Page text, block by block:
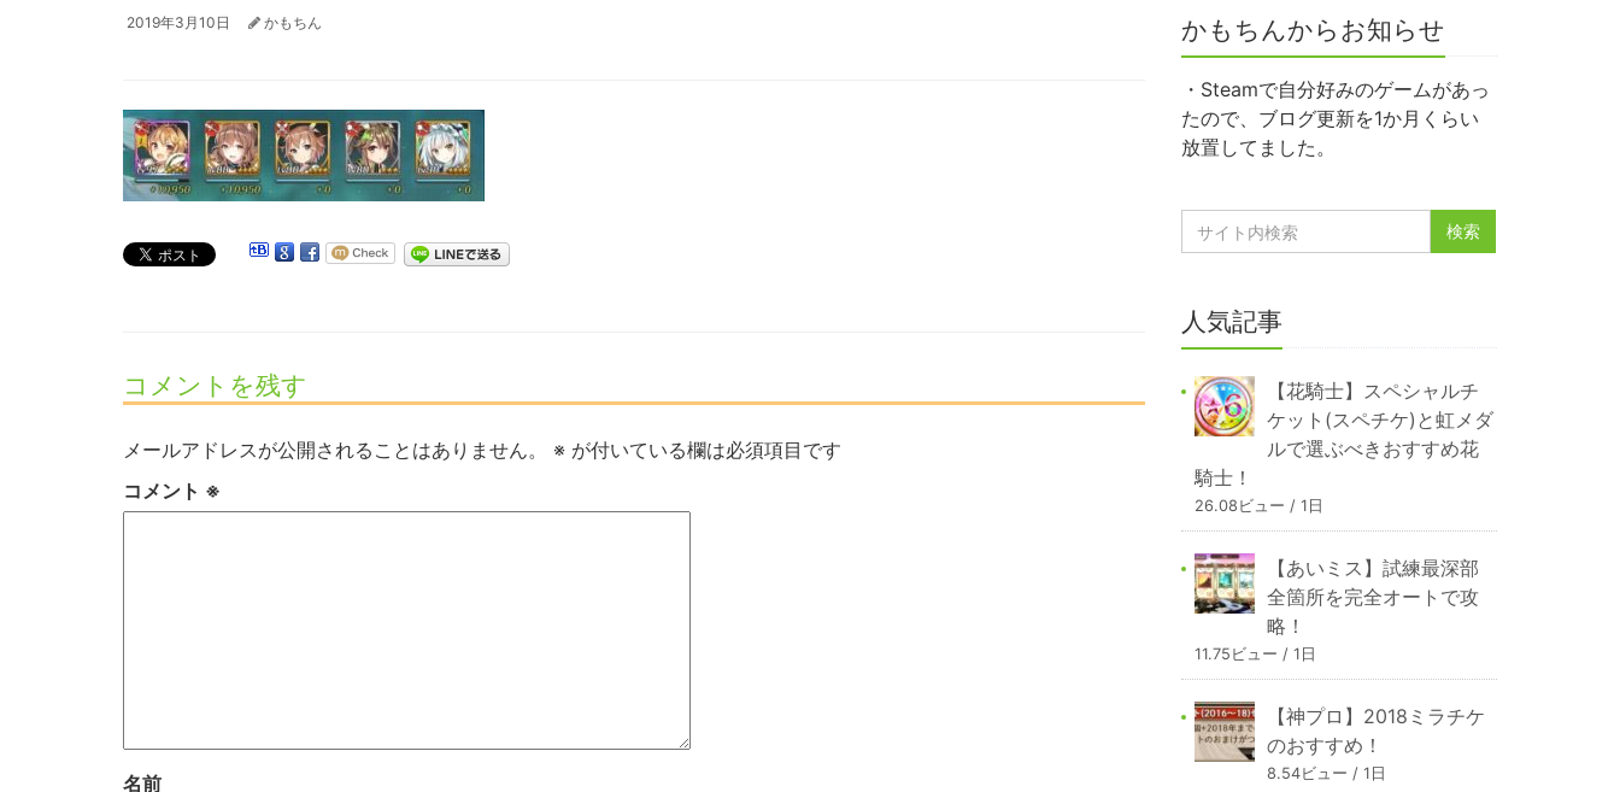
2019年3月10日 かもちん
コメントを残す
メールアドレスが公開されることはありません。 ※ が付いている欄は必須項目です
コメント ※
名前
かもちんからお知らせ
・Steamで自分好みのゲームがあっ
たので、ブログ更新を1か月くらい
放置してました。
人気記事
【花騎士】スペシャルチ
ケット(スペチケ)と虹メダ
ルで選ぶべきおすすめ花
騎士！
26.08ビュー / 1日
【あいミス】試練最深部
全箇所を完全オートで攻
略！
11.75ビュー / 1日
【神プロ】2018ミラチケ
のおすすめ！
8.54ビュー / 1日